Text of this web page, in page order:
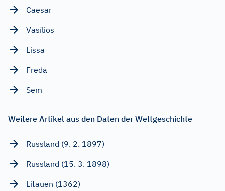
Caesar
Vasílios
Lissa
Freda
Sem
Weitere Artikel aus den Daten der Weltgeschichte
Russland (9. 2. 1897)
Russland (15. 3. 1898)
Litauen (1362)